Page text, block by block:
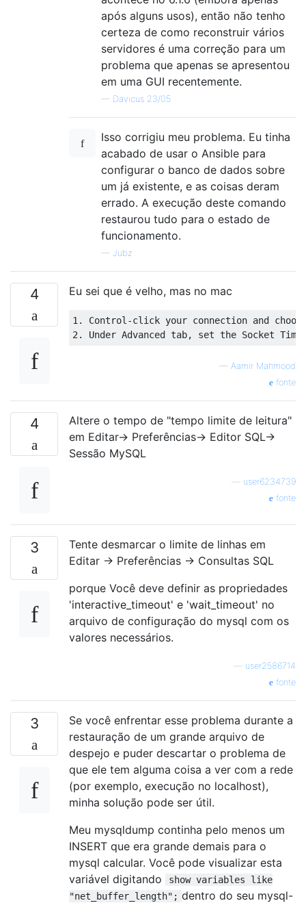
após alguns usos), então não tenho
certeza de como reconstruir vários
servidores é uma correção para um
problema que apenas se apresentou
em uma GUI recentemente.
— Davicus 23/05
Isso corrigiu meu problema. Eu tinha
acabado de usar o Ansible para
configurar o banco de dados sobre
um já existente, e as coisas deram
errado. A execução deste comando
restaurou tudo para o estado de
funcionamento.
— Jubz
4 Eu sei que é velho, mas no mac
1. Control-click your connection and
2.
Under Advanced tab, set the Socket
— Aamir Mahmood
fonte
4
Altere o tempo de "tempo limite de leitura"
em Editar-> Preferências-> Editor SQL->
Sessão MySQL
user6234739
fonte
3
Tente desmarcar o limite de linhas em
Editar → Preferências → Consultas SQL
porque Você deve definir as propriedades
'interactive_timeout' e 'wait_timeout' no
arquivo de configuração do mysql com os
valores necessários.
user2586714
fonte
3
Se você enfrentar esse problema durante a
restauração de um grande arquivo de
despejo e puder descartar o problema de
que ele tem alguma coisa a ver com a rede
(por exemplo, execução no localhost),
minha solução pode ser útil.
Meu mysqldump continha pelo menos um
INSERT que era grande demais para o
mysql calcular. Você pode visualizar esta
variável digitando
show variables like
"net_buffer_length"; dentro do seu mysql-